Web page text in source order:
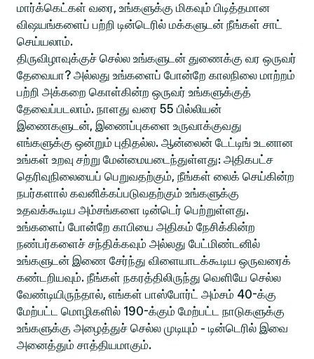
மார்க்கெட்கள் வரை, உங்களுக்கு மிகவும் பிடித்தமான
விஷயங்களைப் பற்றி டின்டெரில் மக்களுடன் நீங்கள் சாட்
செய்யலாம்.
திருவிழாவுக்குச் செல்ல உங்களுடன் துணைக்கு வர ஒருவர்
தேவையா? அல்லது உங்களைப் போன்றே காலநிலை மாற்றம்
பற்றி அக்கறை கொள்கின்ற ஒருவர் உங்களுக்குத்
தேவைப்படலாம். நாளது வரை 55 பில்லியன்
இணைகளுடன், இணைப்புகளை உருவாக்குவது
எங்களுக்கு ஒன்றும் புதிதல்ல. ஆன்லைன் டேட்டிங் உடனான
உங்கள் உறவு சற்று மேன்மையடைந்துள்ளது: அதிகபட்ச
தெரிவுநிலையைப் பெறுவதற்கும், நீங்கள் லைக் செய்கின்ற
நபர்களால் கவனிக்கப்படுவதற்கும் உங்களுக்கு
உதவக்கூடிய அம்சங்களை டின்டெர் பெற்றுள்ளது.
உங்களைப் போன்றே காபியை அதிகம் நேசிக்கின்ற
நண்பர்களைச் சந்திக்கவும் அல்லது பேட்மிண்டனில்
உங்களுடன் இணை சேர்ந்து விளையாடக்கூடிய ஒருவரைக்
கண்டறியவும். நீங்கள் நகரத்திலிருந்து வெளியே செல்ல
வேண்டியிருந்தால், எங்கள் பாஸ்போர்ட் அம்சம் 40-க்கு
மேற்பட்ட மொழிகளில் 190-க்கும் மேற்பட்ட நாடுகளுக்கு
உங்களுக்கு அழைத்துச் செல்ல முடியும் - டின்டெரில் இவை
அனைத்தும் சாத்தியமாகும்.